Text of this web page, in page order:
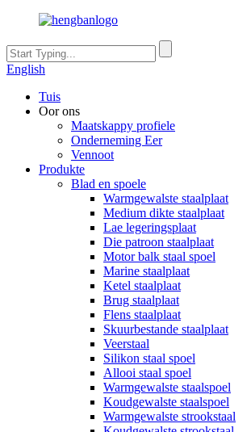
English
Tuis
Oor ons
Maatskappy profiele
Onderneming Eer
Vennoot
Produkte
Blad en spoele
Warmgewalste staalplaat
Medium dikte staalplaat
Lae legeringsplaat
Die patroon staalplaat
Motor balk staal spoel
Marine staalplaat
Ketel staalplaat
Brug staalplaat
Flens staalplaat
Skuurbestande staalplaat
Veerstaal
Silikon staal spoel
Allooi staal spoel
Warmgewalste staalspoel
Koudgewalste staalspoel
Warmgewalste strookstaal